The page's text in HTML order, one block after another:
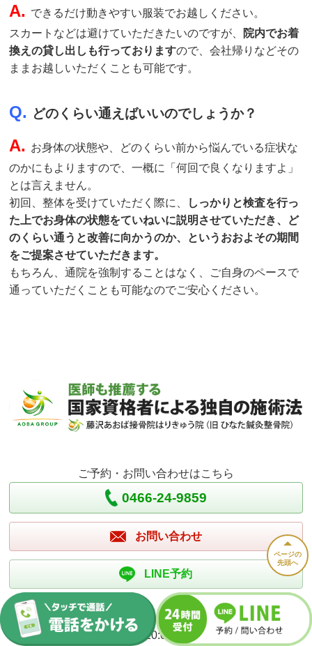
A. できるだけ動きやすい服装でお越しください。
スカートなどは避けていただきたいのですが、 院内でお着
換えの貸し出しも行っておりますので、会社帰りなどその
ままお越しいただくことも可能です。
Q. どのくらい通えばいいのでしょうか？
A. お身体の状態や、どのくらい前から悩んでいる症状な
のかにもよりますので、一概に「何回で良くなりますよ」
とは言えません。
初回、整体を受けていただく際に、
しっかりと検査を行っ
た上でお身体の状態をていねいに説明させていただき、ど
のくらい通うと改善に向かうのか、というおおよその期間
をご提案させていただきます。
もちろん、通院を強制することはなく、ご自身のペースで
通っていただくことも可能なのでご安心ください。
ご予約・お問い合わせはこちら
0466-24-9859
お問い合わせ
LINE予約
営業時間
平日 9:00～13:00、15:00～20:00
ページの
先頭へ